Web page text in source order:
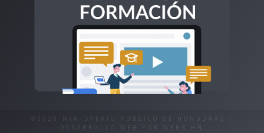
©2026 MINISTERIO PÚBLICO DE HONDURAS |
DESARROLLO WEB POR
WEBS.HN